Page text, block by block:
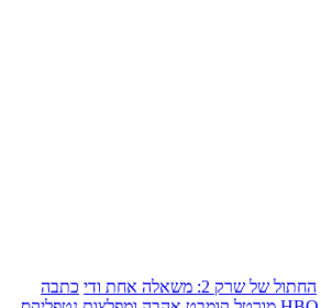
החתול של שרק 2: משאלה אחת ודי
כתבה